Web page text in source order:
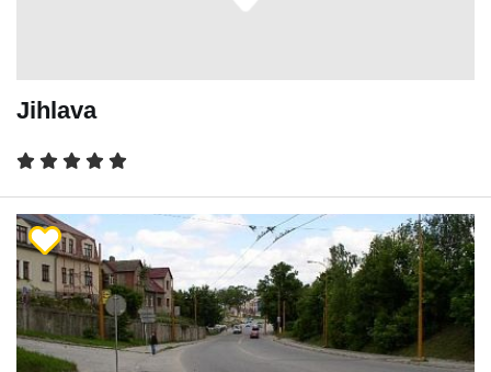
Jihlava